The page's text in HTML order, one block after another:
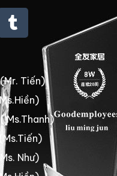
Tiến)
Ms.Thanh)
Như)